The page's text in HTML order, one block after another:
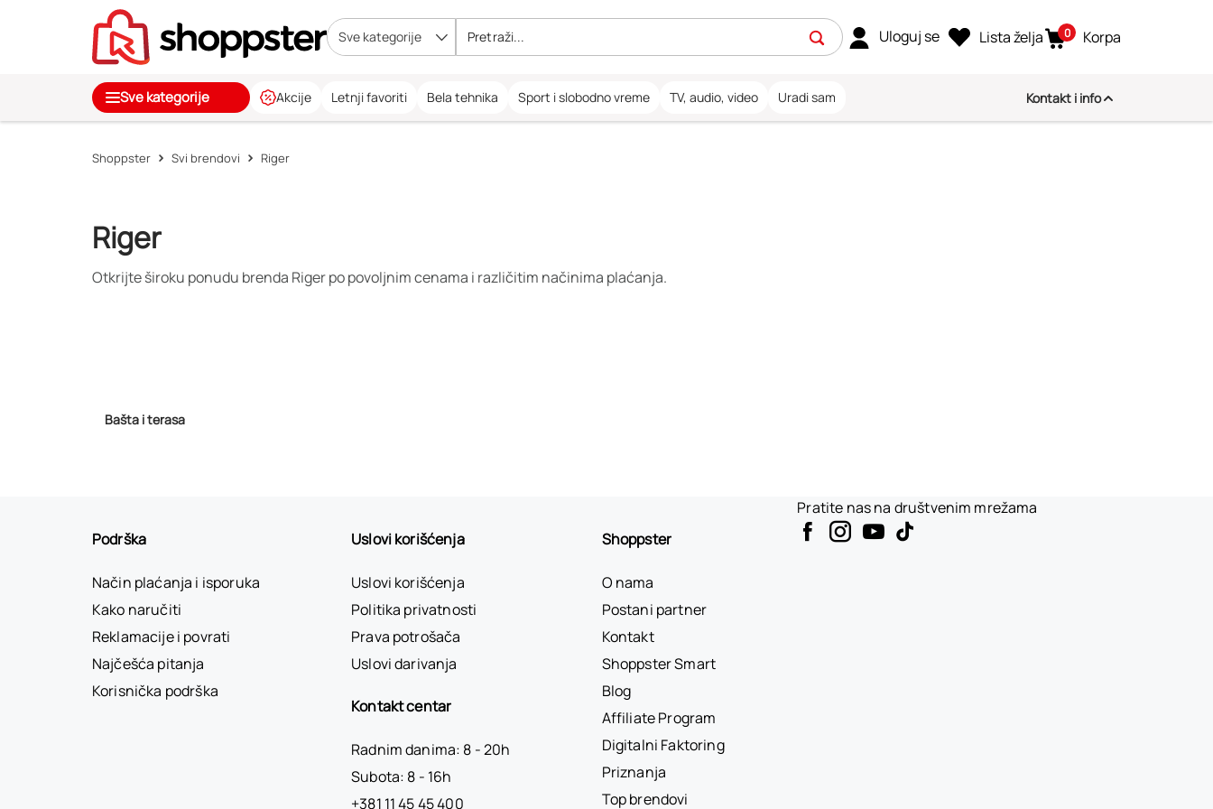
Sve kategorije Uloguj se Lista želja 0 Korpa
Sve kategorije Akcije Letnji favoriti Bela tehnika Sport i slobodno vreme TV, audio, video Uradi sam Kontakt i info
Shoppster Svi brendovi Riger
Riger
Otkrijte široku ponudu brenda Riger po povoljnim cenama i različitim načinima plaćanja.
Bašta i terasa
Podrška
Način plaćanja i isporuka
Kako naručiti
Reklamacije i povrati
Najčešća pitanja
Korisnička podrška
Uslovi korišćenja
Uslovi korišćenja
Politika privatnosti
Prava potrošača
Uslovi darivanja
Kontakt centar
Radnim danima: 8 - 20h
Subota: 8 - 16h
+381 11 45 45 400
Shoppster
O nama
Postani partner
Kontakt
Shoppster Smart
Blog
Affiliate Program
Digitalni Faktoring
Priznanja
Top brendovi
Pratite nas na društvenim mrežama